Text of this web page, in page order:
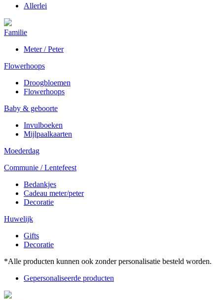
Allerlei
Familie
Meter / Peter
Flowerhoops
Droogbloemen
Flowerhoops
Baby & geboorte
Invulboeken
Mijlpaalkaarten
Moederdag
Communie / Lentefeest
Bedankjes
Cadeau meter/peter
Decoratie
Huwelijk
Gifts
Decoratie
*Alle producten kunnen ook zonder personalisatie besteld worden.
Gepersonaliseerde producten